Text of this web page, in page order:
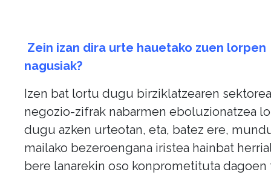
Zein izan dira urte hauetako zuen lorpen
nagusiak?
Izen bat lortu dugu birziklatzearen
negozio-zifrak nabarmen eboluzionatzea
dugu azken urteotan, eta, batez ere,
mailako bezeroengana iristea hainbat
bere lanarekin oso konprometituta dagoen